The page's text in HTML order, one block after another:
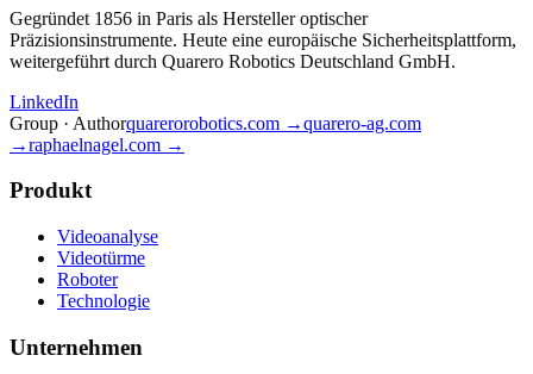
Gegründet 1856 in Paris als Hersteller optischer
Präzisionsinstrumente. Heute eine europäische Sicherheitsplattform,
weitergeführt durch Quarero Robotics Deutschland GmbH.
LinkedIn
Group · Authorquarerorobotics.com →quarero-ag.com
→raphaelnagel.com →
Produkt
Videoanalyse
Videotürme
Roboter
Technologie
Unternehmen